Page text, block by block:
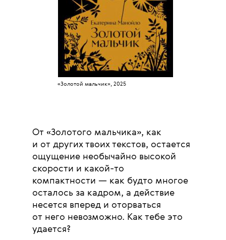
«Золотой мальчик», 2025
От «Золотого мальчика», как
и от других твоих текстов, остается
ощущение необычайно высокой
скорости и какой-то
компактности — как будто многое
осталось за кадром, а действие
несется вперед и оторваться
от него невозможно. Как тебе это
удается?